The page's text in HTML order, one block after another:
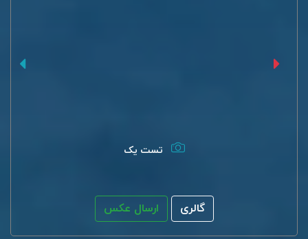
تست یک
گالری ارسال عکس